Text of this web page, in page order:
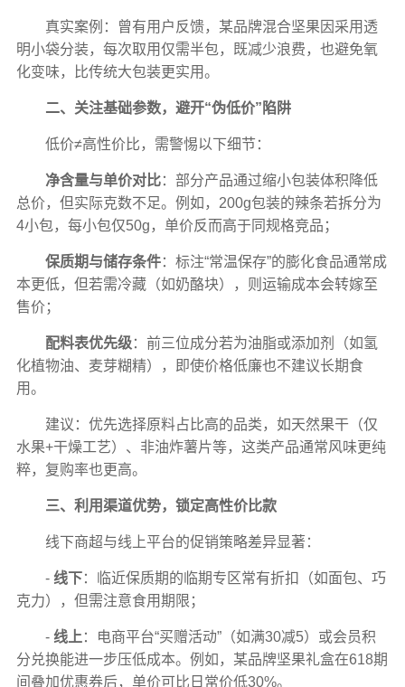
真实案例：曾有用户反馈，某品牌混合坚果因采用透
明小袋分装，每次取用仅需半包，既减少浪费，也避免氧
化变味，比传统大包装更实用。
二、关注基础参数，避开“伪低价”陷阱
低价≠高性价比，需警惕以下细节：
净含量与单价对比：部分产品通过缩小包装体积降低
总价，但实际克数不足。例如，200g包装的辣条若拆分为
4小包，每小包仅50g，单价反而高于同规格竞品；
保质期与储存条件：标注“常温保存”的膨化食品通常成
本更低，但若需冷藏（如奶酪块），则运输成本会转嫁至
售价；
配料表优先级：前三位成分若为油脂或添加剂（如氢
化植物油、麦芽糊精），即使价格低廉也不建议长期食
用。
建议：优先选择原料占比高的品类，如天然果干（仅
水果+干燥工艺）、非油炸薯片等，这类产品通常风味更纯
粹，复购率也更高。
三、利用渠道优势，锁定高性价比款
线下商超与线上平台的促销策略差异显著：
- 线下：临近保质期的临期专区常有折扣（如面包、巧
克力），但需注意食用期限；
- 线上 ：电商平台“买赠活动”（如满30减5）或会员积
分兑换能进一步压低成本。例如，某品牌坚果礼盒在618期
间叠加优惠券后，单价可比日常价低30%。